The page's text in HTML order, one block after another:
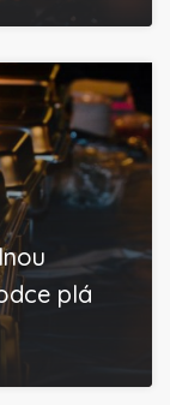
plá